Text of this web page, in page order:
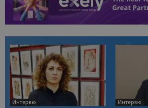
Интервю Интервю